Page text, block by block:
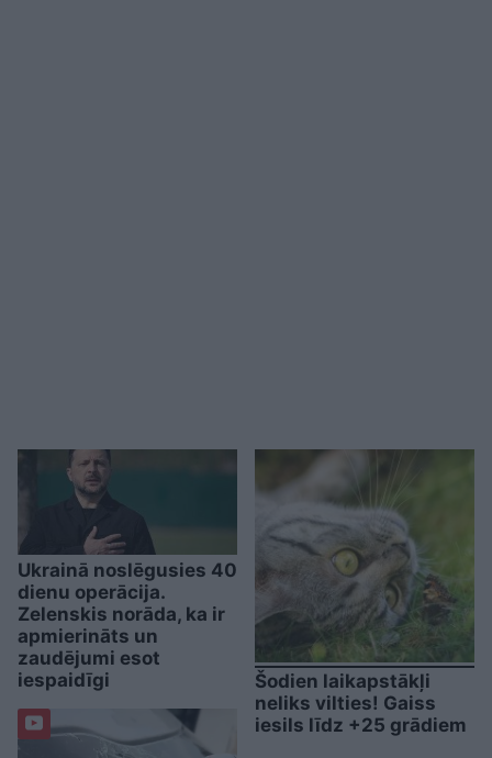
Ukrainā noslēgusies 40
dienu operācija.
Zelenskis norāda, ka ir
apmierināts un
zaudējumi esot
iespaidīgi
Šodien laikapstākļi
neliks vilties! Gaiss
iesils līdz +25 grādiem